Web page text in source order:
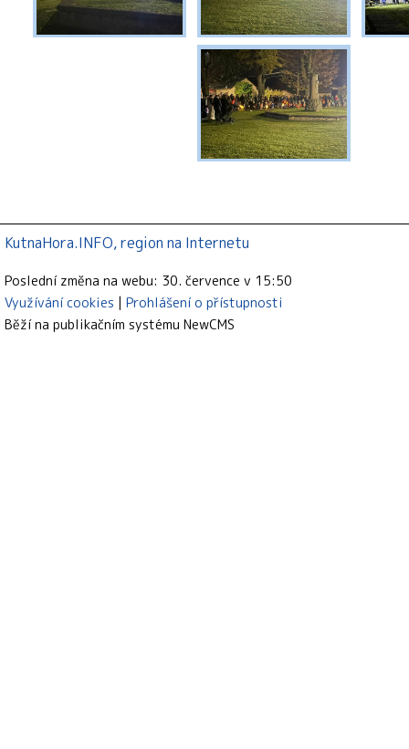
KutnaHora.INFO, region na Internetu
Poslední změna na webu: 30. července v 15:50
Využívání cookies
Prohlášení o přístupnosti
Běží na publikačním systému NewCMS